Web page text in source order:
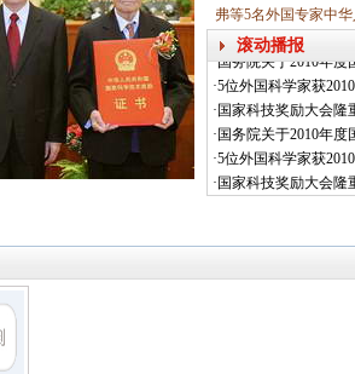
弗等5名外国专家中
滚动播报
·国务院关于2010年度
·5位外国科学家获
· 国家科技奖励大会隆
· 国务院关于2010年
·5位外国科学家获
· 国家科技奖励大会隆